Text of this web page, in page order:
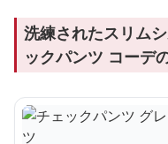
洗練されたスリム
ックパンツ コーデ